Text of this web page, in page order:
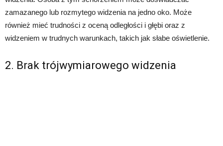
zamazanego lub rozmytego widzenia na jedno oko. Może
również mieć trudności z oceną odległości i głębi oraz z
widzeniem w trudnych warunkach, takich jak słabe oświetlenie.
2. Brak trójwymiarowego widzenia